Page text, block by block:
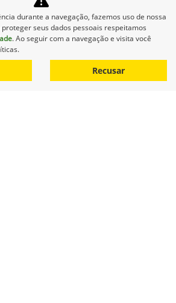
2688 2014 DIESEL 1P AUTOMATICO
Agrícola Uberlândia
durante a navegação, fazemos uso de nossa
seus dados pessoais respeitamos
. Ao seguir com a navegação e visita você
Recusar